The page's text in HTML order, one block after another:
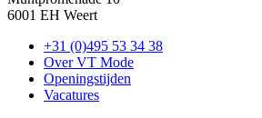
6001 EH Weert
+31 (0)495 53 34 38
Over VT Mode
Openingstijden
Vacatures